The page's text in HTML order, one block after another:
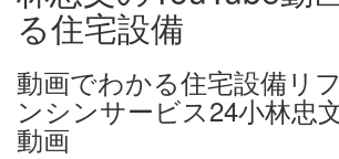
動画でわかる住宅設備リ
ンシンサービス24小林忠
動画